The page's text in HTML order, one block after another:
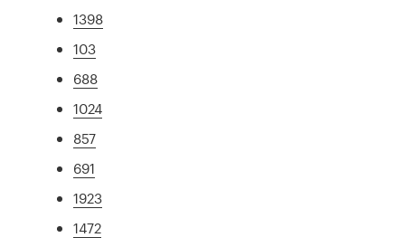
1398
103
688
1024
857
691
1923
1472